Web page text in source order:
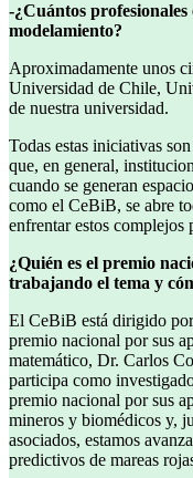
-¿Cuántos
modelamiento?
Aproximadamente unos
Universidad de Chile,
de nuestra universidad.
Todas estas iniciativas
que, en general,
cuando se generan
como el CeBiB, se abre
enfrentar estos complejos
¿Quién es el premio
trabajando el tema y
El CeBiB está dirigido
premio nacional por sus
matemático, Dr. Carlos
participa como
premio nacional por sus
mineros y biomédicos y,
asociados, estamos
predictivos de mareas